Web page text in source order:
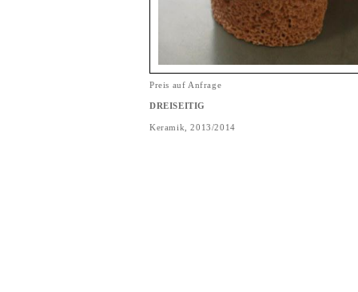
Preis auf Anfrage
DREISEITIG
Keramik, 2013/2014